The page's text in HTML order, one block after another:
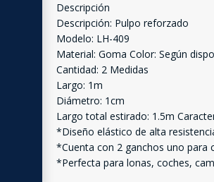
Descripción
Descripción: Pulpo reforzado
Modelo: LH-409
Material: Goma Color: Según
Cantidad: 2 Medidas
Largo: 1m
Diámetro: 1cm
Largo total estirado: 1.5m
*Diseño elástico de alta
*Cuenta con 2 ganchos uno para
*Perfecta para lonas, coches,